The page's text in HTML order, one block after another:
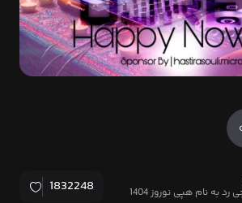
به نام هپی نوروز 1404
1832248